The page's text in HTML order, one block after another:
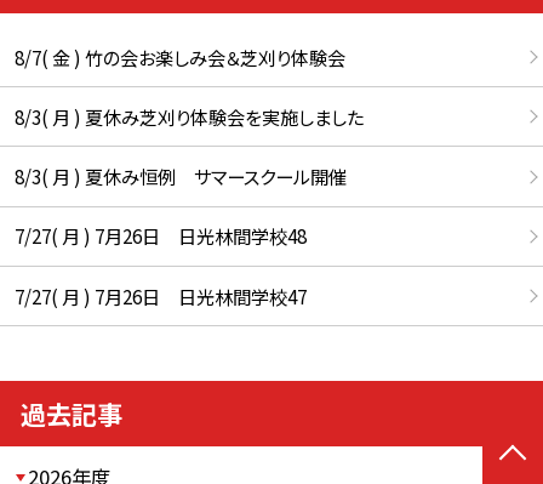
8/7( 金 ) 竹の会お楽しみ会＆芝刈り体験会
8/3( 月 ) 夏休み芝刈り体験会を実施しました
8/3( 月 ) 夏休み恒例 サマースクール開催
7/27( 月 ) 7月26日 日光林間学校48
7/27( 月 ) 7月26日 日光林間学校47
過去記事
2026年度